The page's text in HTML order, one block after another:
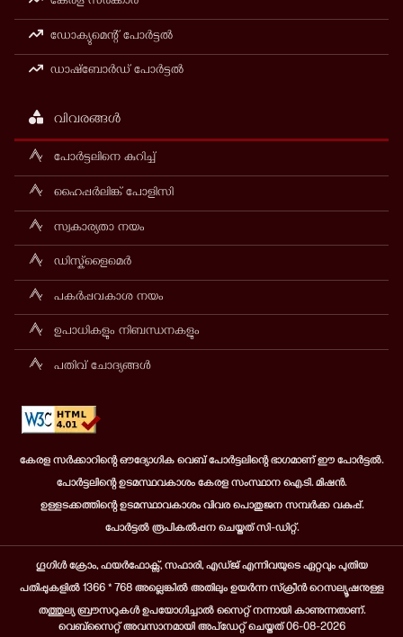
ഡോക്യുമെന്റ് പോർട്ടൽ
ഡാഷ്ബോർഡ് പോർട്ടൽ
വിവരങ്ങൾ
പോർട്ടലിനെ കുറിച്ച്
ഹൈപ്പർലിങ്ക് പോളിസി
സ്വകാര്യതാ നയം
ഡിസ്ക്ളൈമെർ
പകർപ്പവകാശ നയം
ഉപാധികളും നിബന്ധനകളും
പതിവ് ചോദ്യങ്ങൾ
കേരള സർക്കാറിന്റെ ഔദ്യോഗിക വെബ് പോർട്ടലിന്റെ ഭാഗമാണ് ഈ പോർട്ടൽ.
പോർട്ടലിന്റെ ഉടമസ്ഥവകാശം കേരള സംസ്ഥാന ഐ.ടി. മിഷൻ.
ഉള്ളടക്കത്തിന്റെ ഉടമസ്ഥാവകാശം വിവര പൊതുജന സമ്പർക്ക വകുപ്പ്.
പോർട്ടൽ രൂപികൽപ്പന ചെയ്തത് സി-ഡിറ്റ്.
ഗൂഗിൾ ക്രോം, ഫയർഫോക്സ്, സഫാരി, എഡ്ജ് എന്നിവയുടെ ഏറ്റവും പുതിയ
പതിപ്പുകളിൽ 1366 * 768 അല്ലെങ്കിൽ അതിലും ഉയർന്ന സ്‌ക്രീൻ റെസല്യൂഷനുള്ള
തത്തുല്യ ബ്രൗസറുകൾ ഉപയോഗിച്ചാൽ സൈറ്റ് നന്നായി കാണുന്നതാണ്.
വെബ്സൈറ്റ് അവസാനമായി അപ്ഡേറ്റ് ചെയ്തത് 06-08-2026